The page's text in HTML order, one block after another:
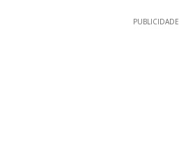
PUBLICIDADE